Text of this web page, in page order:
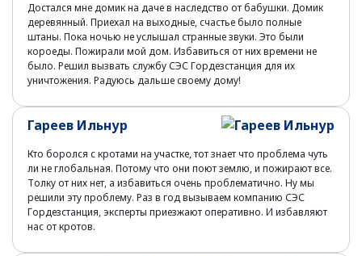
Достался мне домик на даче в наследство от бабушки. Домик
деревянный. Приехал на выходные, счастье было полные
штаны. Пока ночью не услышал странные звуки. Это были
короеды. Пожирали мой дом. Избавиться от них времени не
было. Решил вызвать службу СЭС Гордезстанция для их
уничтожения. Радуюсь дальше своему дому!
Гареев Ильнур
Кто боролся с кротами на участке, тот знает что проблема чуть
ли не глобальная. Потому что они поют землю, и пожирают все.
Толку от них нет, а избавиться очень проблематично. Ну мы
решили эту проблему. Раз в год вызываем компанию СЭС
Гордезстанция, эксперты приезжают оперативно. И избавляют
нас от кротов.